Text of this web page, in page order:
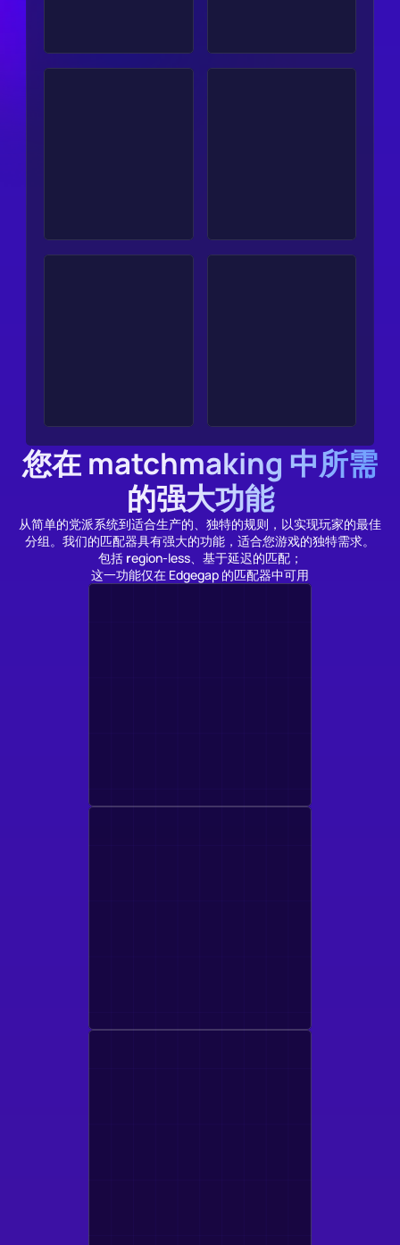
您在 matchmaking 中所需
的强大功能
从简单的党派系统到适合生产的、独特的规则，以实现玩家的最佳
分组。我们的匹配器具有强大的功能，适合您游戏的独特需求。
包括 region-less、基于延迟的匹配；
这一功能仅在 Edgegap 的匹配器中可用